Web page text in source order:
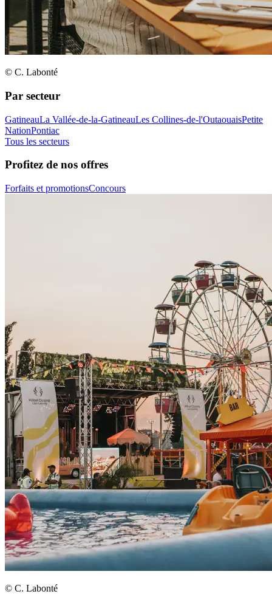
© C. Labonté
Par secteur
GatineauLa Vallée-de-la-GatineauLes Collines-de-l'OutaouaisPetite
NationPontiac
Tous les secteurs
Profitez de nos offres
Forfaits et promotionsConcours
© C. Labonté